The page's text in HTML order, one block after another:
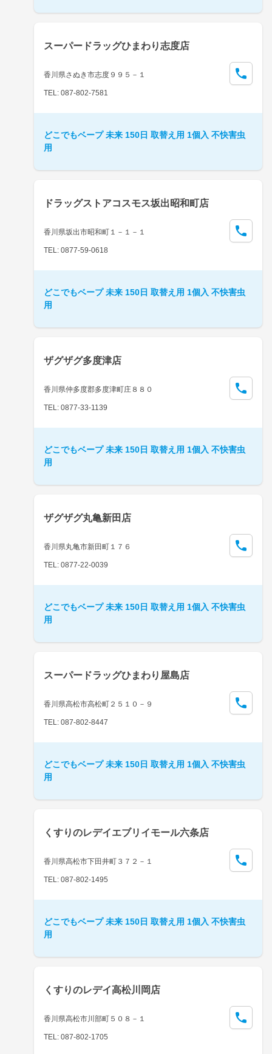
スーパードラッグひまわり志度店
香川県さぬき市志度９９５－１
TEL: 087-802-7581
どこでもベープ 未来 150日 取替え用 1個入 不快害虫
用
ドラッグストアコスモス坂出昭和町店
香川県坂出市昭和町１－１－１
TEL: 0877-59-0618
どこでもベープ 未来 150日 取替え用 1個入 不快害虫
用
ザグザグ多度津店
香川県仲多度郡多度津町庄８８０
TEL: 0877-33-1139
どこでもベープ 未来 150日 取替え用 1個入 不快害虫
用
ザグザグ丸亀新田店
香川県丸亀市新田町１７６
TEL: 0877-22-0039
どこでもベープ 未来 150日 取替え用 1個入 不快害虫
用
スーパードラッグひまわり屋島店
香川県高松市高松町２５１０－９
TEL: 087-802-8447
どこでもベープ 未来 150日 取替え用 1個入 不快害虫
用
くすりのレデイエブリイモール六条店
香川県高松市下田井町３７２－１
TEL: 087-802-1495
どこでもベープ 未来 150日 取替え用 1個入 不快害虫
用
くすりのレデイ高松川岡店
香川県高松市川部町５０８－１
TEL: 087-802-1705